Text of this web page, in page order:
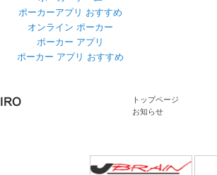
ポーカーアプリ おすすめ
オンライン ポーカー
ポーカー アプリ
ポーカー アプリ おすすめ
トップページ
お知らせ